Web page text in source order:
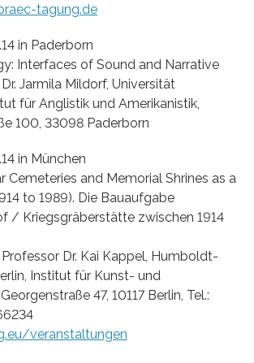
tagung.de
in Paderborn
Interfaces of Sound and Narrative
Jarmila Mildorf, Universität
für Anglistik und Amerikanistik,
100, 33098 Paderborn
in München
Cemeteries and Memorial Shrines as a
to 1989). Die Bauaufgabe
/ Kriegsgräberstätte zwischen 1914
Dr. Kai Kappel, Humboldt-
Institut für Kunst- und
47, 10117 Berlin, Tel.:
veranstaltungen